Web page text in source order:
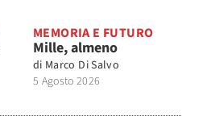
MEMORIA E FUTURO
Mille, almeno
di Marco Di Salvo
5 Agosto 2026